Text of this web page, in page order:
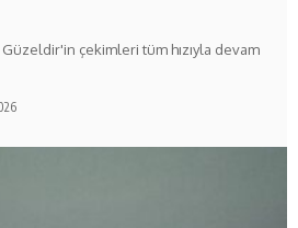
çekimleri tüm hızıyla devam